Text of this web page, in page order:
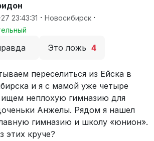
23:43:31 · Новосибирск ·
Это ложь 4
переселиться из Ейска в
и я с мамой уже четыре
ищем неплохую гимназию для
Анжелы. Рядом я нашел
гимназию и школу «юнион».
этих круче?